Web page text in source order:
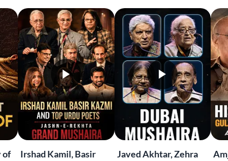
of
Irshad Kamil, Basir
Javed Akhtar, Zehra